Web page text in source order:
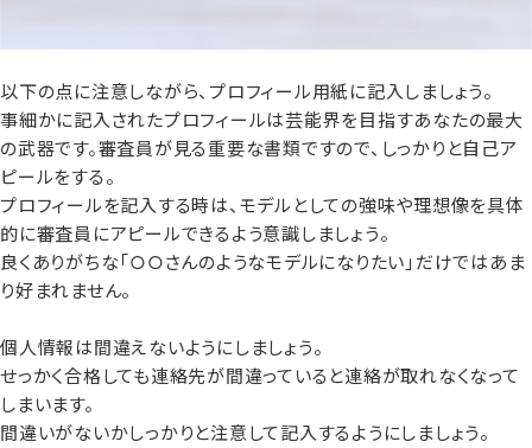
以下の点に注意しながら、プロフィール用紙に記入しましょう。
事細かに記入されたプロフィールは芸能界を目指すあなたの最大
の武器です。審査員が見る重要な書類ですので、しっかりと自己ア
ピールをする。
プロフィールを記入する時は、モデルとしての強味や理想像を具体
的に審査員にアピールできるよう意識しましょう。
良くありがちな「○○さんのようなモデルになりたい」だけではあま
り好まれません。
個人情報は間違えないようにしましょう。
せっかく合格しても連絡先が間違っていると連絡が取れなくなって
しまいます。
間違いがないかしっかりと注意して記入するようにしましょう。